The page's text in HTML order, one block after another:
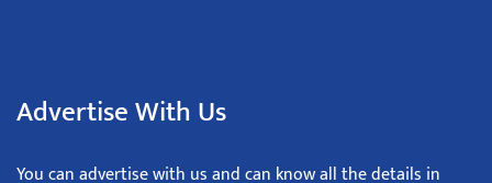
Advertise With Us
You can advertise with us and can know all the details in